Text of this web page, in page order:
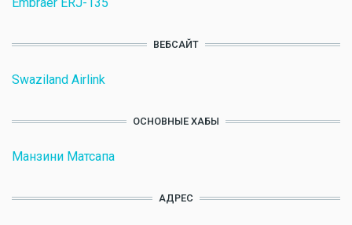
ВЕБСАЙТ
Swaziland Airlink
ОСНОВНЫЕ ХАБЫ
Манзини Матсапа
АДРЕС